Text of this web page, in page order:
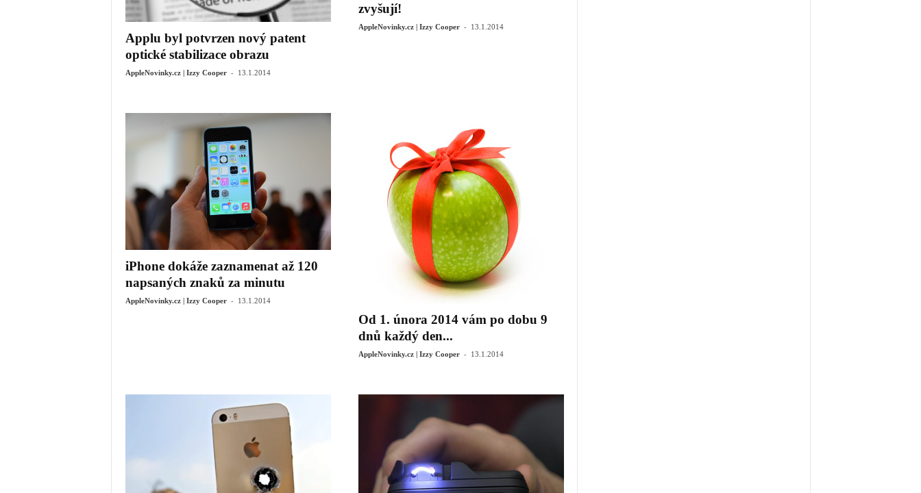
Applu byl potvrzen nový patent
optické stabilizace obrazu
AppleNovinky.cz | Izzy Cooper - 13.1.2014
zvyšují!
AppleNovinky.cz | Izzy Cooper - 13.1.2014
iPhone dokáže zaznamenat až 120
napsaných znaků za minutu
AppleNovinky.cz | Izzy Cooper - 13.1.2014
Od 1. února 2014 vám po dobu 9
dnů každý den...
AppleNovinky.cz | Izzy Cooper - 13.1.2014